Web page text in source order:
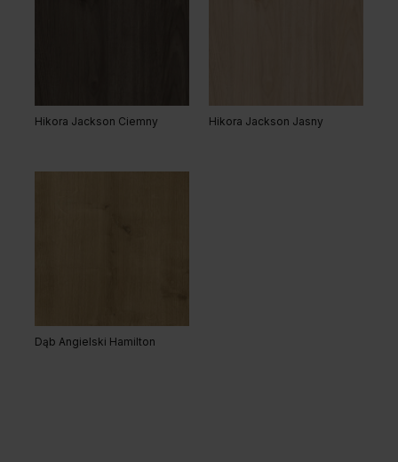
Hikora Jackson Ciemny Hikora Jackson Jasny
Dąb Angielski Hamilton